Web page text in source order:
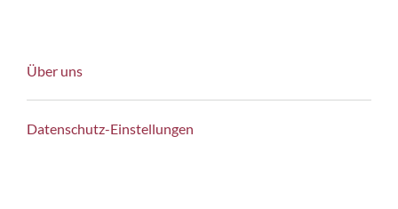
Über uns
Datenschutz-Einstellungen